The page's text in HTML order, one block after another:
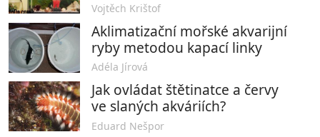
Vojtěch Krištof
Aklimatizační mořské akvarijní
ryby metodou kapací linky
Adéla Jírová
Jak ovládat štětinatce a červy
ve slaných akváriích?
Eduard Nešpor